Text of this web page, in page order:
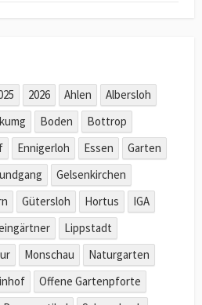
2026 Ahlen
Albersloh
Boden
Bottrop
Ennigerloh Essen
Garten
Gelsenkirchen
Gütersloh Hortus
IGA
Lippstadt
Monschau
Naturgarten
Offene Gartenpforte